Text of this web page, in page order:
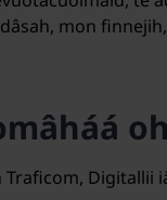
mon
Traficom,